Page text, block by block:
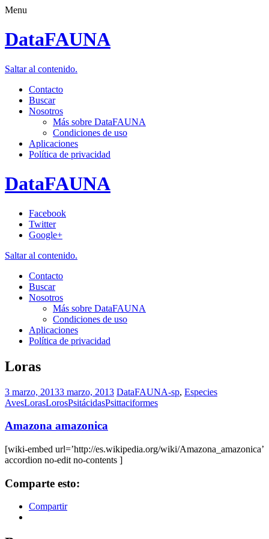
Menu
DataFAUNA
Saltar al contenido.
Contacto
Buscar
Nosotros
Más sobre DataFAUNA
Condiciones de uso
Aplicaciones
Política de privacidad
DataFAUNA
Facebook
Twitter
Google+
Saltar al contenido.
Contacto
Buscar
Nosotros
Más sobre DataFAUNA
Condiciones de uso
Aplicaciones
Política de privacidad
Loras
3 marzo, 20133 marzo, 2013 DataFAUNA-sp, Especies
AvesLorasLorosPsitácidasPsittaciformes
Amazona amazonica
[wiki-embed url=’http://es.wikipedia.org/wiki/Amazona_amazonica’
accordion no-edit no-contents ]
Comparte esto:
Compartir